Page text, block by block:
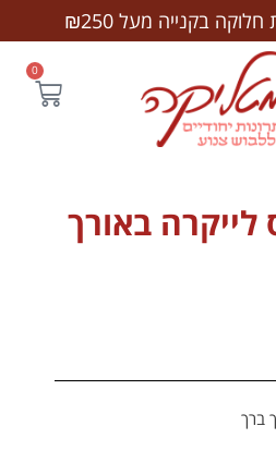
בקנייה מעל ₪250
0
באורך
ברך